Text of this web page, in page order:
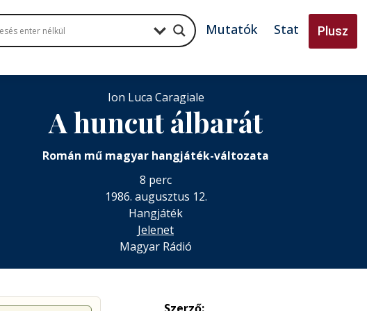
Mutatók Stat Plusz
Ion Luca Caragiale
A huncut álbarát
Román mű magyar hangjáték-változata
8 perc
1986. augusztus 12.
Hangjáték
Jelenet
Magyar Rádió